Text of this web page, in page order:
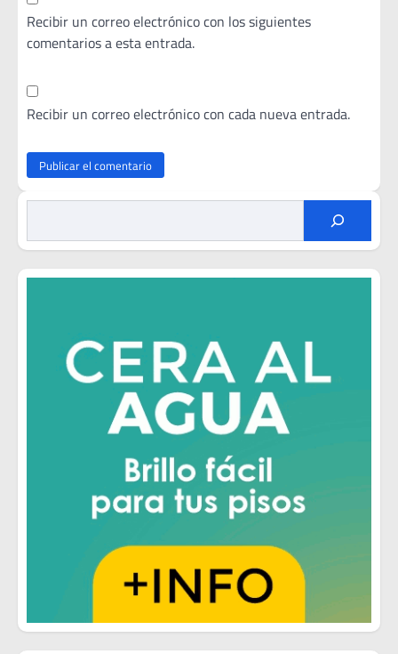
Recibir un correo electrónico con los siguientes
comentarios a esta entrada.
Recibir un correo electrónico con cada nueva entrada.